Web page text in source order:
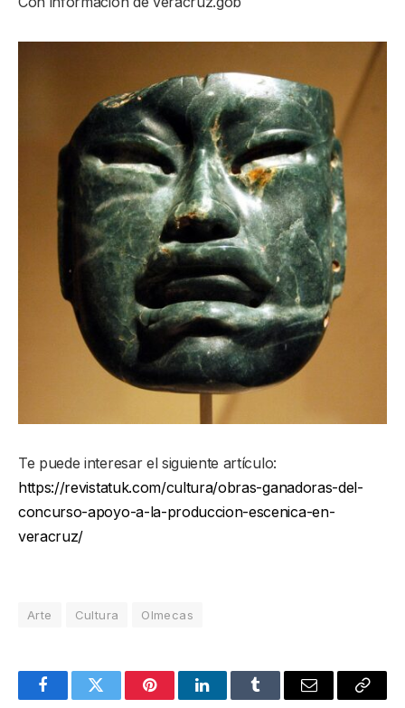
Te puede interesar el siguiente artículo:
https://revistatuk.com/cultura/obras-ganadoras-del-
concurso-apoyo-a-la-produccion-escenica-en-
veracruz/
Arte Cultura Olmecas
FacebookTwitter PinterestLinkedInTumblr Email
Copy